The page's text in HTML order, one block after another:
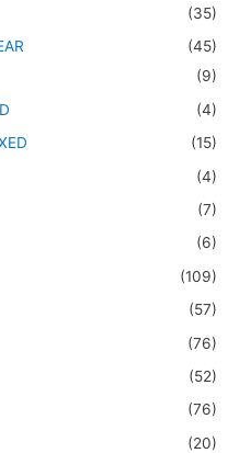
(35)
(45)
(9)
(4)
(15)
(4)
(7)
(6)
(109)
(57)
(76)
(52)
(76)
(20)